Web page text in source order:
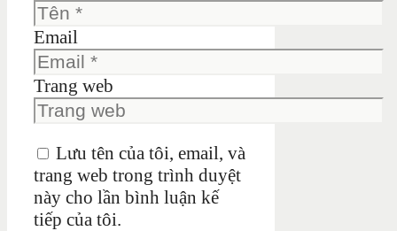
Email
Trang web
Lưu tên của tôi, email, và
trang web trong trình duyệt
này cho lần bình luận kế
tiếp của tôi.